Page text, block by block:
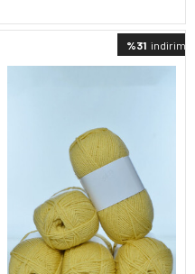
%31 indirimli